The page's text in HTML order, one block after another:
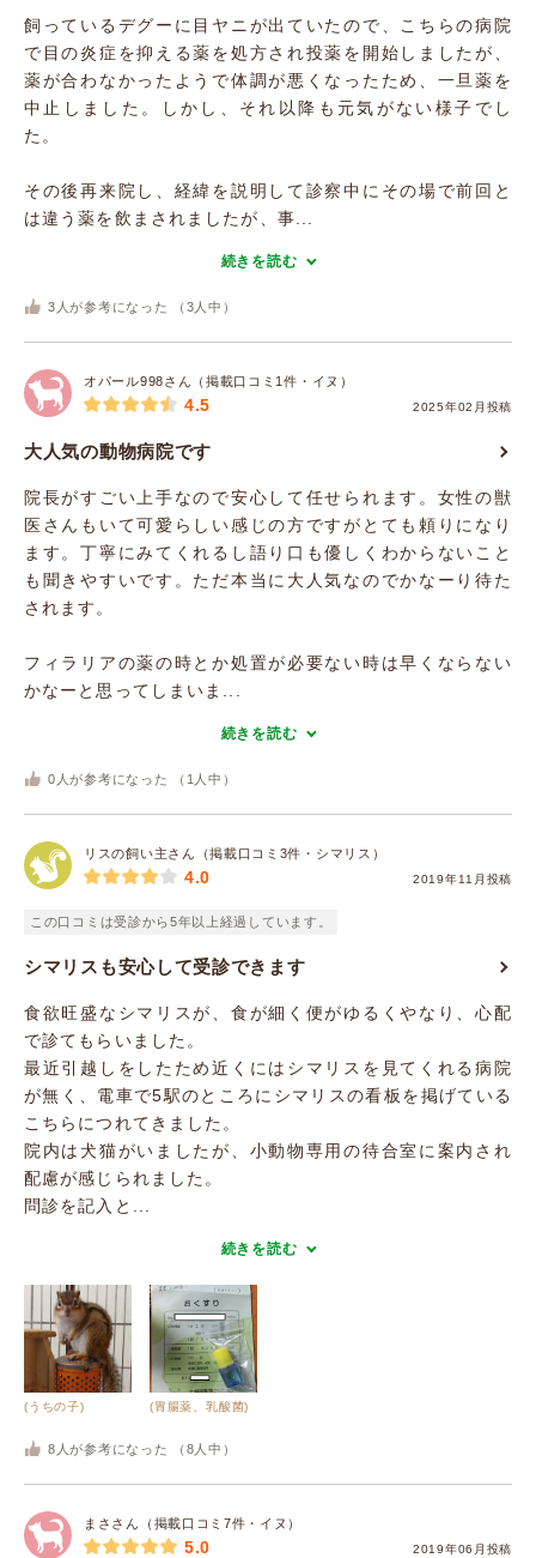
飼っているデグーに目ヤニが出ていたので、こちらの病院
で目の炎症を抑える薬を処方され投薬を開始しましたが、
薬が合わなかったようで体調が悪くなったため、一旦薬を
中止しました。しかし、それ以降も元気がない様子でし
た。
その後再来院し、経緯を説明して診察中にその場で前回と
は違う薬を飲まされましたが、事...
続きを読む
3 人が参考になった （ 3 人中）
オパール998さん（掲載口コミ1件・イヌ）
2025年02月投稿
4.5
大人気の動物病院です
院長がすごい上手なので安心して任せられます。女性の獣
医さんもいて可愛らしい感じの方ですがとても頼りになり
ます。丁寧にみてくれるし語り口も優しくわからないこと
も聞きやすいです。ただ本当に大人気なのでかなーり待た
されます。
フィラリアの薬の時とか処置が必要ない時は早くならない
かなーと思ってしまいま...
続きを読む
0 人が参考になった （ 1 人中）
リスの飼い主さん（掲載口コミ3件・シマリス）
2019年11月投稿
4.0
この口コミは受診から5年以上経過しています。
シマリスも安心して受診できます
食欲旺盛なシマリスが、食が細く便がゆるくやなり、心配
で診てもらいました。
最近引越しをしたため近くにはシマリスを見てくれる病院
が無く、電車で5駅のところにシマリスの看板を掲げている
こちらにつれてきました。
院内は犬猫がいましたが、小動物専用の待合室に案内され
配慮が感じられました。
問診を記入と...
続きを読む
(うちの子) (胃腸薬、乳酸菌)
8 人が参考になった （ 8 人中）
まささん（掲載口コミ7件・イヌ）
2019年06月投稿
5.0